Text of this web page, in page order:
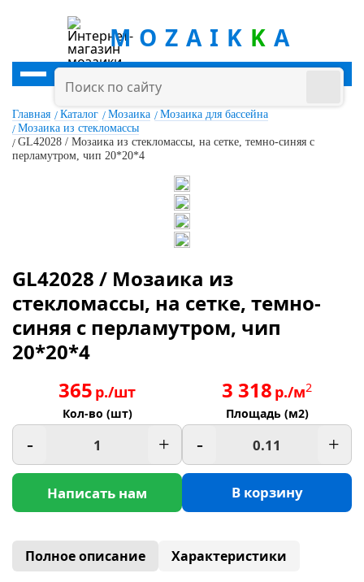
MOZAIK K A
Главная Каталог Мозаика
Мозаика для бассейна
Мозаика из стекломассы
GL42028 / Мозаика из стекломассы, на сетке, темно-синяя с
перламутром, чип 20*20*4
GL42028 / Мозаика из
стекломассы, на сетке, темно-
синяя с перламутром, чип
20*20*4
365 р./шт
Кол-во (шт)
- +
Написать нам
3 318 р./м2
Площадь (м2)
- +
В корзину
Полное описание
Характеристики